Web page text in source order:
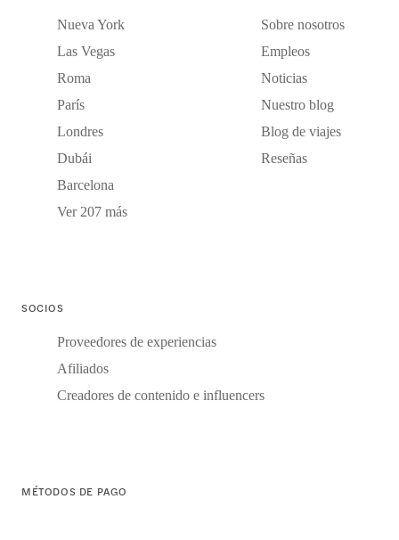
Nueva York
Las Vegas
Roma
París
Londres
Dubái
Barcelona
Ver 207 más
Sobre nosotros
Empleos
Noticias
Nuestro blog
Blog de viajes
Reseñas
SOCIOS
Proveedores de experiencias
Afiliados
Creadores de contenido e influencers
MÉTODOS DE PAGO